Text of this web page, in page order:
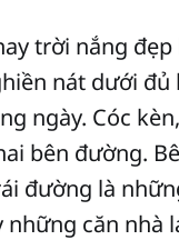
trời nắng
nát dưới đủ
ngày. Cóc
bên đường.
đường là
căn nhà